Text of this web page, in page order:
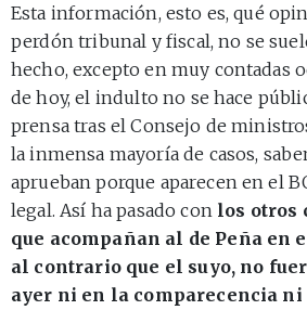
Esta información, esto es, qué
perdón tribunal y fiscal, no se
hecho, excepto en muy contadas
de hoy, el indulto no se hace
prensa tras el Consejo de
la inmensa mayoría de casos,
aprueban porque aparecen en el
legal. Así ha pasado con los otros
que acompañan al de Peña en
al contrario que el suyo, no
ayer ni en la comparecencia ni